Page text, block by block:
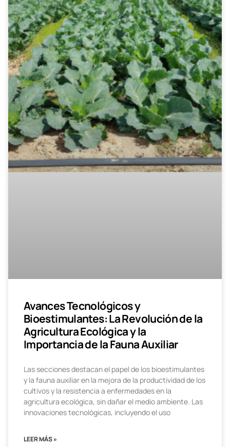
Avances Tecnológicos y
Bioestimulantes: La Revolución de la
Agricultura Ecológica y la
Importancia de la Fauna Auxiliar
Las secciones destacan el papel de los bioestimulantes
y la fauna auxiliar en la mejora de la productividad de los
cultivos y la resistencia a enfermedades en la
agricultura ecológica, sin dañar el medio ambiente. Las
innovaciones tecnológicas, incluyendo el uso
LEER MÁS »